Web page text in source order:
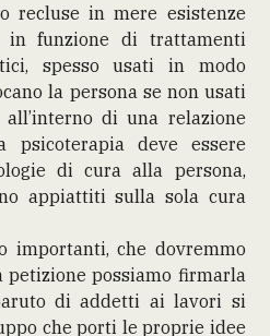
recluse in mere esistenze
in funzione di trattamenti
spesso usati in modo
la persona se non usati
di una relazione
psicoterapia deve essere
di cura alla persona,
appiattiti sulla sola cura
importanti, che dovremmo
petizione possiamo firmarla
di addetti ai lavori si
che porti le proprie idee